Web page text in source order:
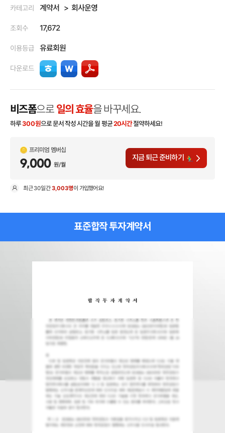
카테고리 계약서 회사운영
조회수 17,672
이용등급 유료회원
다운로드
비즈폼으로 일의 효율을 바꾸세요.
하루300원으로 문서 작성 시간을 월 평균20시간절약하세요!
프리미엄 멤버십
9,000 원/월
지금 퇴근 준비하기
최근30일간3,003명이 가입했어요!
표준합작 투자계약서